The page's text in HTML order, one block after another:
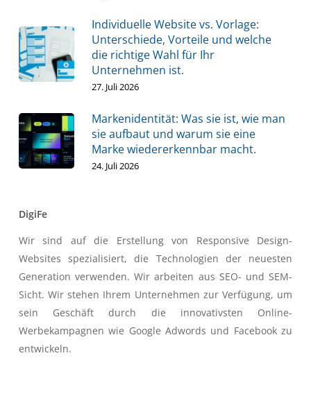
Individuelle Website vs. Vorlage:
Unterschiede, Vorteile und welche
die richtige Wahl für Ihr
Unternehmen ist.
27. Juli 2026
Markenidentität: Was sie ist, wie man
sie aufbaut und warum sie eine
Marke wiedererkennbar macht.
24. Juli 2026
DigiFe
Wir sind auf die Erstellung von Responsive Design-
Websites spezialisiert, die Technologien der neuesten
Generation verwenden. Wir arbeiten aus SEO- und SEM-
Sicht. Wir stehen Ihrem Unternehmen zur Verfügung, um
sein Geschäft durch die innovativsten Online-
Werbekampagnen wie Google Adwords und Facebook zu
entwickeln.